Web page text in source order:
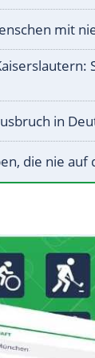
mit
in
die nie auf